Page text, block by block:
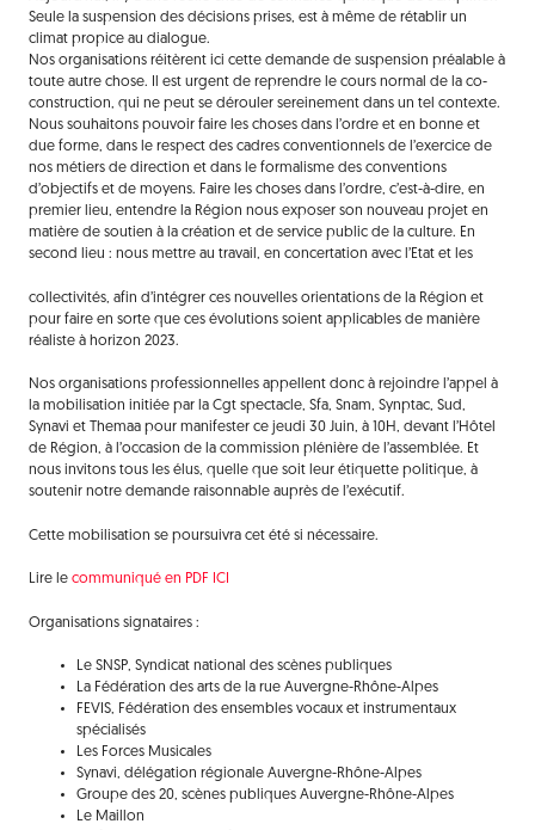
Seule la suspension des décisions prises, est à même de rétablir un
climat propice au dialogue.
Nos organisations réitèrent ici cette demande de suspension préalable à
toute autre chose. Il est urgent de reprendre le cours normal de la co-
construction, qui ne peut se dérouler sereinement dans un tel contexte.
Nous souhaitons pouvoir faire les choses dans l’ordre et en bonne et
due forme, dans le respect des cadres conventionnels de l’exercice de
nos métiers de direction et dans le formalisme des conventions
d’objectifs et de moyens. Faire les choses dans l’ordre, c’est-à-dire, en
premier lieu, entendre la Région nous exposer son nouveau projet en
matière de soutien à la création et de service public de la culture. En
second lieu : nous mettre au travail, en concertation avec l’Etat et les
collectivités, afin d’intégrer ces nouvelles orientations de la Région et
pour faire en sorte que ces évolutions soient applicables de manière
réaliste à horizon 2023.
Nos organisations professionnelles appellent donc à rejoindre l’appel à
la mobilisation initiée par la Cgt spectacle, Sfa, Snam, Synptac, Sud,
Synavi et Themaa pour manifester ce jeudi 30 Juin, à 10H, devant l’Hôtel
de Région, à l’occasion de la commission plénière de l’assemblée. Et
nous invitons tous les élus, quelle que soit leur étiquette politique, à
soutenir notre demande raisonnable auprès de l’exécutif.
Cette mobilisation se poursuivra cet été si nécessaire.
Lire le communiqué en PDF ICI
Organisations signataires :
Le SNSP, Syndicat national des scènes publiques
La Fédération des arts de la rue Auvergne-Rhône-Alpes
FEVIS, Fédération des ensembles vocaux et instrumentaux
spécialisés
Les Forces Musicales
Synavi, délégation régionale Auvergne-Rhône-Alpes
Groupe des 20, scènes publiques Auvergne-Rhône-Alpes
Le Maillon